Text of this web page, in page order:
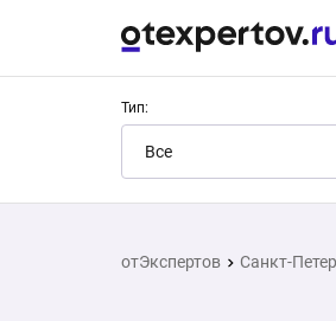
Тип:
Все
отЭкспертов Санкт-